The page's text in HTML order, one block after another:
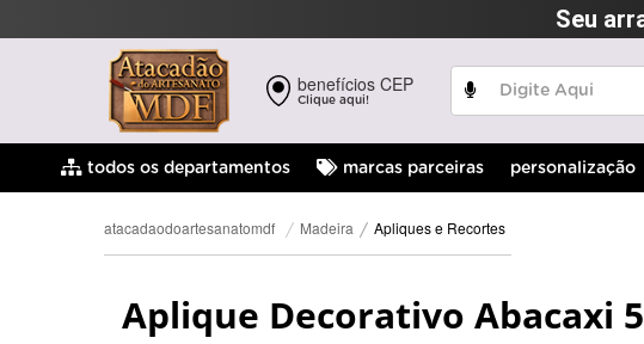
Seu
benefícios CEP
Clique aqui!
todos os departamentos marcas parceiras personalização
atacadaodoartesanatomdf Madeira Apliques e Recortes
Aplique Decorativo Abacaxi